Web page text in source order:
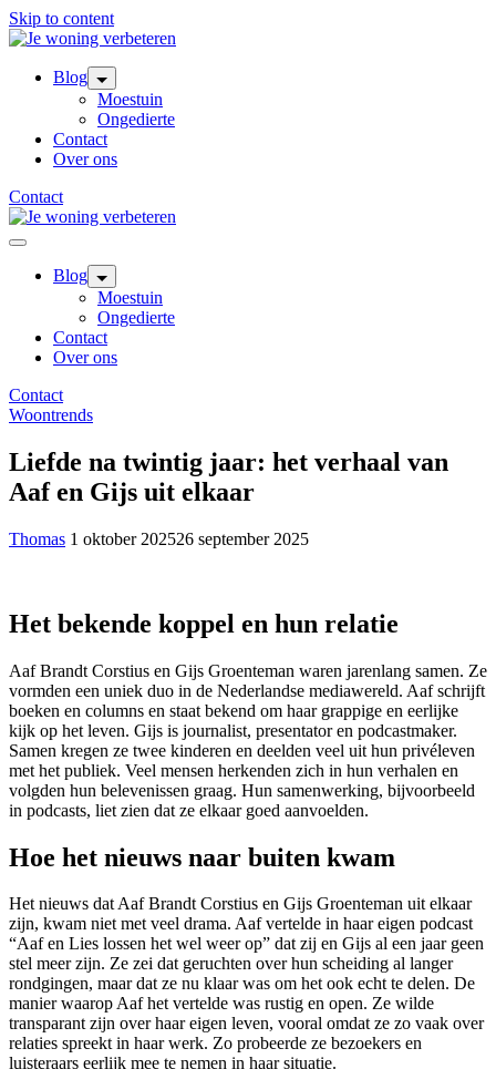
Skip to content
Blog
Moestuin
Ongedierte
Contact
Over ons
Contact
Blog
Moestuin
Ongedierte
Contact
Over ons
Contact
Woontrends
Liefde na twintig jaar: het verhaal van
Aaf en Gijs uit elkaar
Thomas 1 oktober 202526 september 2025
Het bekende koppel en hun relatie
Aaf Brandt Corstius en Gijs Groenteman waren jarenlang samen. Ze
vormden een uniek duo in de Nederlandse mediawereld. Aaf schrijft
boeken en columns en staat bekend om haar grappige en eerlijke
kijk op het leven. Gijs is journalist, presentator en podcastmaker.
Samen kregen ze twee kinderen en deelden veel uit hun privéleven
met het publiek. Veel mensen herkenden zich in hun verhalen en
volgden hun belevenissen graag. Hun samenwerking, bijvoorbeeld
in podcasts, liet zien dat ze elkaar goed aanvoelden.
Hoe het nieuws naar buiten kwam
Het nieuws dat Aaf Brandt Corstius en Gijs Groenteman uit elkaar
zijn, kwam niet met veel drama. Aaf vertelde in haar eigen podcast
“Aaf en Lies lossen het wel weer op” dat zij en Gijs al een jaar geen
stel meer zijn. Ze zei dat geruchten over hun scheiding al langer
rondgingen, maar dat ze nu klaar was om het ook echt te delen. De
manier waarop Aaf het vertelde was rustig en open. Ze wilde
transparant zijn over haar eigen leven, vooral omdat ze zo vaak over
relaties spreekt in haar werk. Zo probeerde ze bezoekers en
luisteraars eerlijk mee te nemen in haar situatie.